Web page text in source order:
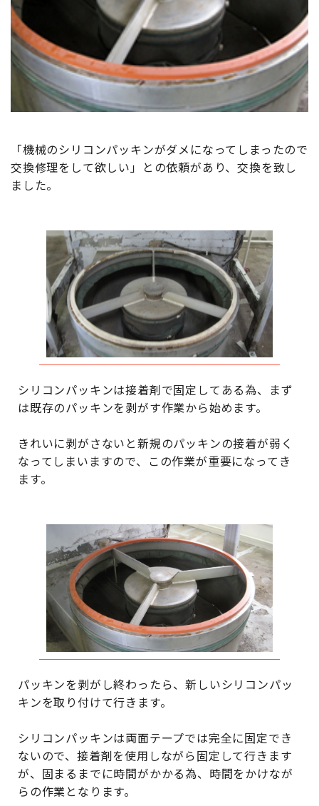
「機械のシリコンパッキンがダメになってしまったので
交換修理をして欲しい」との依頼があり、交換を致し
ました。
シリコンパッキンは接着剤で固定してある為、まず
は既存のパッキンを剥がす作業から始めます。
きれいに剥がさないと新規のパッキンの接着が弱く
なってしまいますので、この作業が重要になってき
ます。
パッキンを剥がし終わったら、新しいシリコンパッ
キンを取り付けて行きます。
シリコンパッキンは両面テープでは完全に固定でき
ないので、接着剤を使用しながら固定して行きます
が、固まるまでに時間がかかる為、時間をかけなが
らの作業となります。